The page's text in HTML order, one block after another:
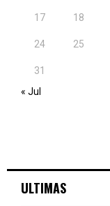
17 18
24 25
31
« Jul
ULTIMAS